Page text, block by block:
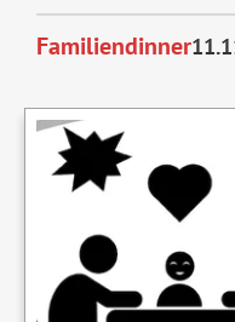
Szenische
Lesung
Familiendinner